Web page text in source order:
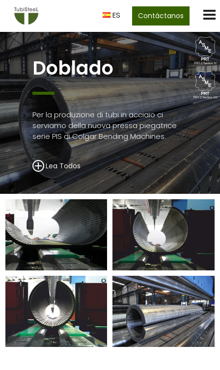
ES Contáctanos
Doblado
Per la produzione di tubi in acciaio ci
serviamo della nuova pressa piegatrice
serie PIS di Colgar Bending Machines.
Lea Todos